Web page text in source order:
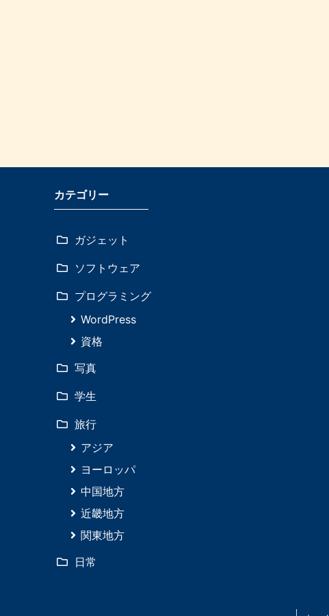
カテゴリー
ガジェット
ソフトウェア
プログラミング
WordPress
資格
写真
学生
旅行
アジア
ヨーロッパ
中国地方
近畿地方
関東地方
日常